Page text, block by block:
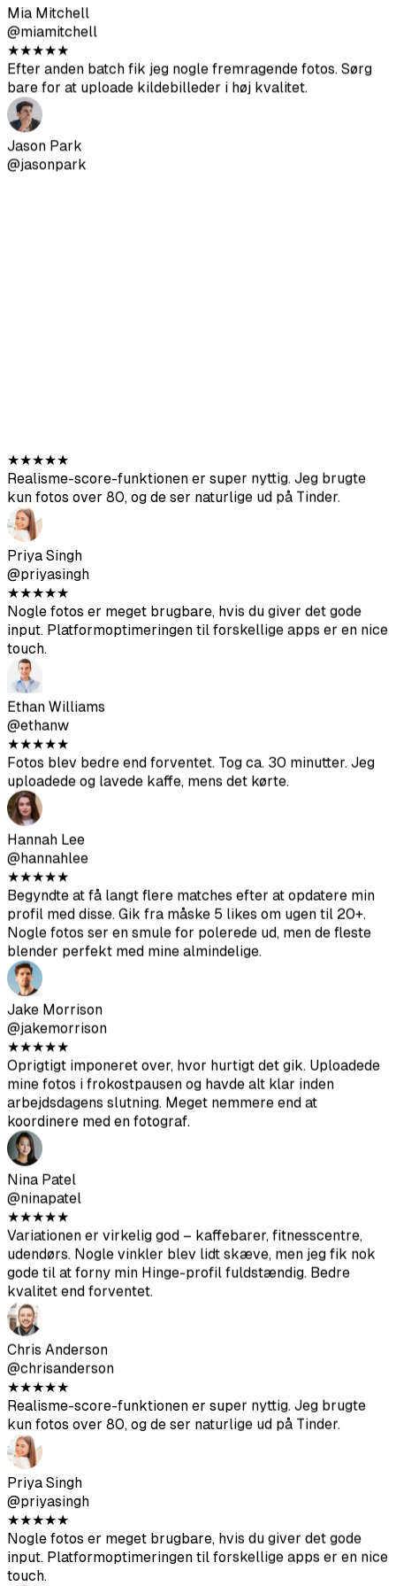
Jason Park
@jasonpark
★★★★★
Realisme-score-funktionen er super nyttig. Jeg brugte
kun fotos over 80, og de ser naturlige ud på Tinder.
Priya Singh
@priyasingh
★★★★★
Nogle fotos er meget brugbare, hvis du giver det gode
input. Platformoptimeringen til forskellige apps er en nice
touch.
Ethan Williams
@ethanw
★★★★★
Fotos blev bedre end forventet. Tog ca. 30 minutter. Jeg
uploadede og lavede kaffe, mens det kørte.
Hannah Lee
@hannahlee
★★★
Begyndte at få langt flere matches efter at opdatere min
profil med disse. Gik fra måske 5 likes om ugen til 20+.
Nogle fotos ser en smule for polerede ud, men de fleste
blender perfekt med mine almindelige.
Jake Morrison
@jakemorrison
★★★
Oprigtigt imponeret over, hvor hurtigt det gik. Uploadede
mine fotos i frokostpausen og havde alt klar inden
arbejdsdagens slutning. Meget nemmere end at
koordinere med en fotograf.
Nina Patel
@ninapatel
★★★
Variationen er virkelig god – kaffebarer, fitnesscentre,
udendørs. Nogle vinkler blev lidt skæve, men jeg fik nok
gode til at forny min Hinge-profil fuldstændig. Bedre
kvalitet end forventet.
Chris Anderson
@chrisanderson
★★★★★
Realisme-score-funktionen er super nyttig. Jeg brugte
kun fotos over 80, og de ser naturlige ud på Tinder.